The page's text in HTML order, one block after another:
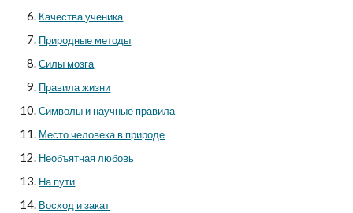
Качества ученика
Природные методы
Силы мозга
Правила жизни
Символы и научные правила
Место человека в природе
Необъятная любовь
На пути
Восход и закат